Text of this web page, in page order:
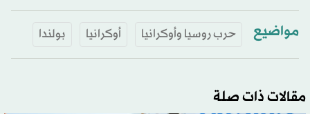
مواضيع حرب روسيا وأوكرانيا أوكرانيا بولندا
مقالات ذات صلة